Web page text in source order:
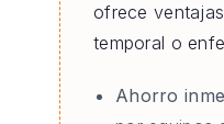
ofrece
temporal o
Ahorro